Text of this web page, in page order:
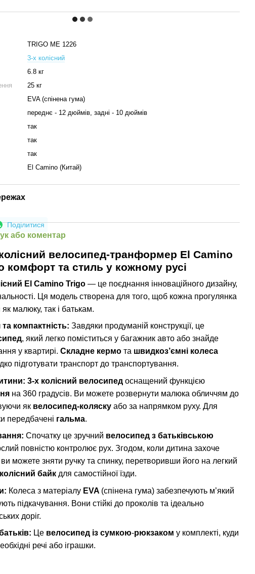
TRIGO ME 1226
3-х колісний
6.8 кг
25 кг
EVA (спінена гума)
переднє - 12 дюймів, задні - 10 дюймів
так
так
так
El Camino (Китай)
Поділитися
або коментар
велосипед-транформер El Camino
комфорт та стиль у кожному русі
El Camino Trigo — це поєднання інноваційного дизайну,
Ця модель створена для того, щоб кожна прогулянка
малюку, так і батькам.
компактність: Завдяки продуманій конструкції, це
, який легко поміститься у багажник авто або знайде
у квартирі. Складне кермо та швидкоз’ємні колеса
підготувати транспорт до транспортування.
3-х колісний велосипед оснащений функцією
на 360 градусів. Ви можете розвернути малюка обличчям до
як велосипед-коляску або за напрямком руху. Для
передбачені гальма.
Спочатку це зручний велосипед з батьківською
повністю контролює рух. Згодом, коли дитина захоче
можете зняти ручку та спинку, перетворивши його на легкий
байк для самостійної їзди.
Колеса з матеріалу EVA (спінена гума) забезпечують м’який
підкачування. Вони стійкі до проколів та ідеально
доріг.
Це велосипед із сумкою-рюкзаком у комплекті, куди
речі або іграшки.